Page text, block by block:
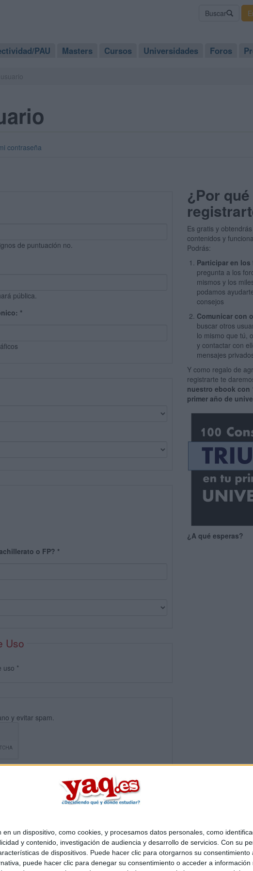
un dispositivo, como cookies, y procesamos datos personales, como
y contenido, investigación de audiencia y desarrollo de servicios. Con su
de dispositivos. Puede hacer clic para otorgarnos su
puede hacer clic para denegar su consentimiento o acceder a
Buscar
PAU Masters Cursos Universidades Foros
contraseña
de puntuación no.
pública.
*
o FP? *
Uso
uso *
y evitar spam.
¿Por qué
Es gratis y
contenidos y
Podrás:
Participar en los
pregunta a los
mismos y los
podamos
consejos
Comunicar con
buscar otros
lo mismo que tú,
y contactar con
mensajes
Y como regalo de
registrarte te
nuestro ebook con
primer año de
¿A qué esperas?
Quiénes somos |Contactar| Anúnciate
|Politica de privacidad|Condiciones generales|Política de cookies